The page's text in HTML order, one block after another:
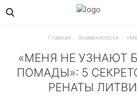
Главная Знаменитости
«МЕНЯ НЕ УЗНАЮТ
ПОМАДЫ»: 5
РЕНАТЫ